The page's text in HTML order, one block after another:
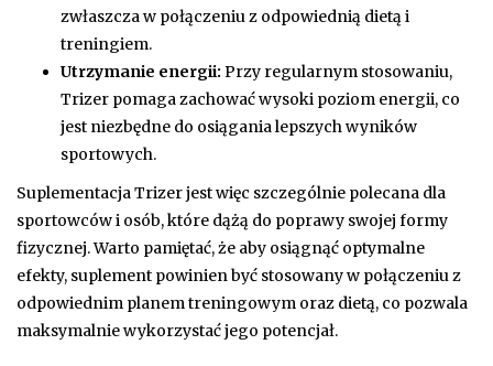
zwłaszcza w połączeniu z odpowiednią dietą i
treningiem.
Utrzymanie energii: Przy regularnym stosowaniu,
Trizer pomaga zachować wysoki poziom energii, co
jest niezbędne do osiągania lepszych wyników
sportowych.
Suplementacja Trizer jest więc szczególnie polecana dla
sportowców i osób, które dążą do poprawy swojej formy
fizycznej. Warto pamiętać, że aby osiągnąć optymalne
efekty, suplement powinien być stosowany w połączeniu z
odpowiednim planem treningowym oraz dietą, co pozwala
maksymalnie wykorzystać jego potencjał.